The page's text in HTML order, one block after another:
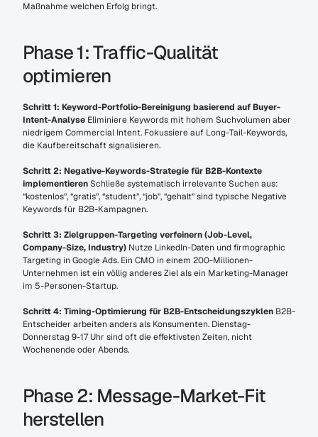
Maßnahme welchen Erfolg bringt.
Phase 1: Traffic-Qualität
optimieren
Schritt 1: Keyword-Portfolio-Bereinigung basierend auf Buyer-
Intent-Analyse Eliminiere Keywords mit hohem Suchvolumen aber
niedrigem Commercial Intent. Fokussiere auf Long-Tail-Keywords,
die Kaufbereitschaft signalisieren.
Schritt 2: Negative-Keywords-Strategie für B2B-Kontexte
implementieren Schließe systematisch irrelevante Suchen aus:
“kostenlos”, “gratis”, “student”, “job”, “gehalt” sind typische Negative
Keywords für B2B-Kampagnen.
Schritt 3: Zielgruppen-Targeting verfeinern (Job-Level,
Company-Size, Industry) Nutze LinkedIn-Daten und firmographic
Targeting in Google Ads. Ein CMO in einem 200-Millionen-
Unternehmen ist ein völlig anderes Ziel als ein Marketing-Manager
im 5-Personen-Startup.
Schritt 4: Timing-Optimierung für B2B-Entscheidungszyklen B2B-
Entscheider arbeiten anders als Konsumenten. Dienstag-
Donnerstag 9-17 Uhr sind oft die effektivsten Zeiten, nicht
Wochenende oder Abends.
Phase 2: Message-Market-Fit
herstellen